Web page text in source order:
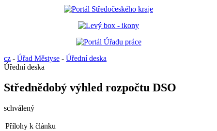
cz - Úřad Městyse - Úřední deska
Úřední deska
Střednědobý výhled rozpočtu DSO
schválený
Přílohy k článku